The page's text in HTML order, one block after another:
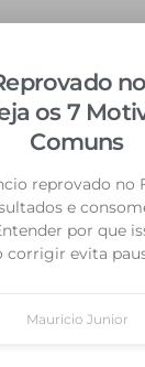
os 7
Comuns
reprovado no
e
por que
corrigir evita
Mauricio Junior